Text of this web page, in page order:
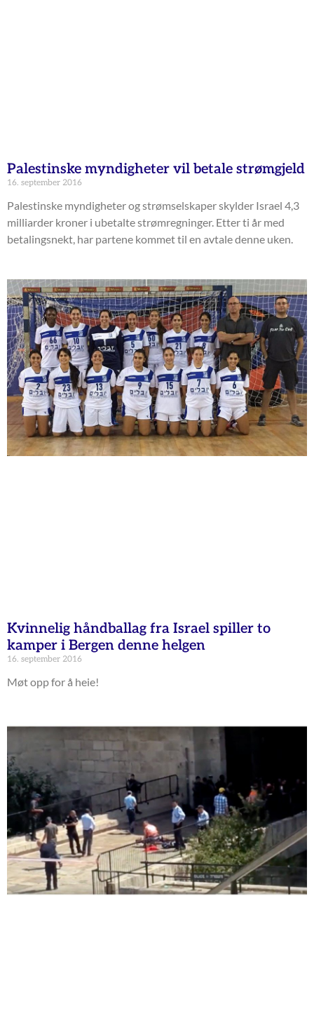
Palestinske myndigheter vil betale strømgjeld
16. september 2016
Palestinske myndigheter og strømselskaper skylder Israel 4,3
milliarder kroner i ubetalte strømregninger. Etter ti år med
betalingsnekt, har partene kommet til en avtale denne uken.
Kvinnelig håndballag fra Israel spiller to
kamper i Bergen denne helgen
16. september 2016
Møt opp for å heie!